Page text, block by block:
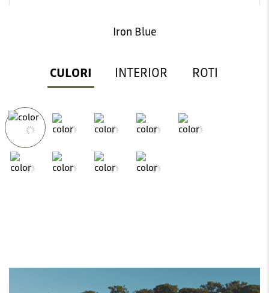
Iron Blue
CULORI INTERIOR ROTI